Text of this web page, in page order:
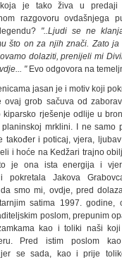
je tako živa u predaji
razgovoru ovdašnjega
"..Ljudi se ne
što on za njih znači. Zato ja
dolaziti, prenijeli mi
"Evo odgovora na
jasan je i motiv koji
ovaj grob sačuva od
kiparsko rješenje odlije u
mrklini. I ne samo
također i poticaj, vjera,
i hoće na Kedžari trajno
je ona ista energija i
pokretala Jakova
smo mi, ovdje, pred
satima 1997. godine,
poslom, prepunim
kao i toliki naši
Pred istim poslom
jer se sada, kao i prije